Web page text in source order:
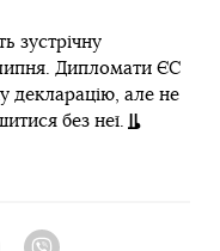
зустрічну
Дипломати ЄС
декларацію, але не
без неї.